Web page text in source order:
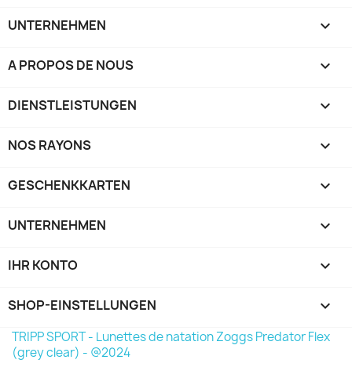
UNTERNEHMEN 
A PROPOS DE NOUS 
DIENSTLEISTUNGEN 
NOS RAYONS 
GESCHENKKARTEN 
UNTERNEHMEN 
IHR KONTO 
SHOP-EINSTELLUNGEN keyboard_arrow_down
TRIPP SPORT - Lunettes de natation Zoggs Predator Flex
(grey clear) - @2024